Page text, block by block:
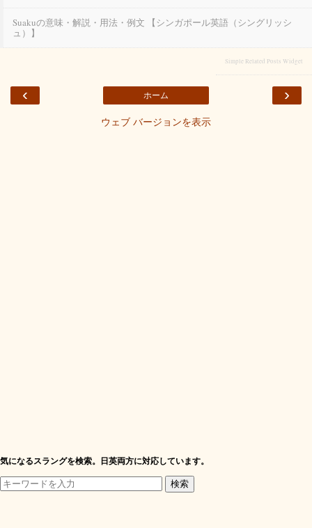
Suakuの意味・解説・用法・例文 【シンガポール英語（シングリッシ
ュ）】
Simple Related Posts Widget
‹ ›
ホーム
ウェブ バージョンを表示
気になるスラングを検索。日英両方に対応しています。